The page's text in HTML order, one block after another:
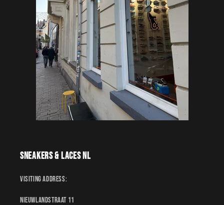
Sneakers & Laces NL
Visiting address:
Nieuwlandstraat 11